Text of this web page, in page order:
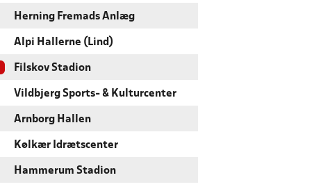
Herning Fremads Anlæg
Alpi Hallerne (Lind)
Filskov Stadion
Vildbjerg Sports- & Kulturcenter
Arnborg Hallen
Kølkær Idrætscenter
Hammerum Stadion